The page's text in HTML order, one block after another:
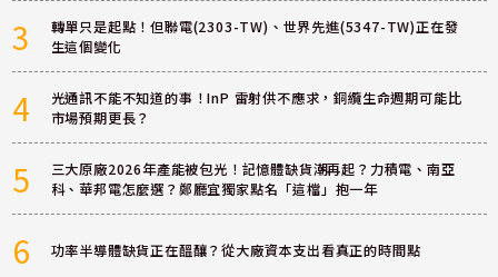
3
轉單只是起點！但聯電(2303-TW)、世界先進(5347-TW)正在發
生這個變化
4
光通訊不能不知道的事！InP 雷射供不應求，銅纜生命週期可能比
市場預期更長？
5
三大原廠2026年產能被包光！記憶體缺貨潮再起？力積電、南亞
科、華邦電怎麼選？鄭廳宜獨家點名「這檔」抱一年
6 功率半導體缺貨正在醞釀？從大廠資本支出看真正的時間點